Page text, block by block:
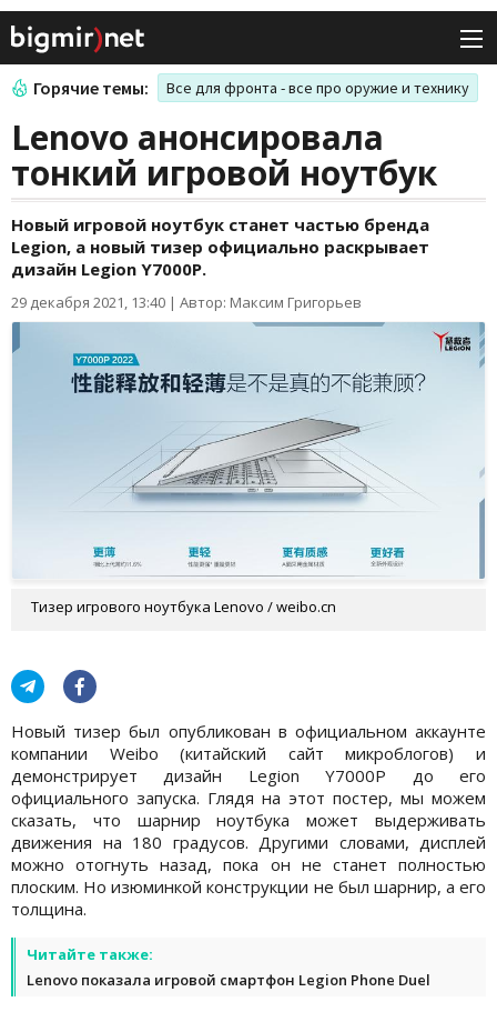
Горячие темы: Все для фронта - все про оружие и технику
Lenovo анонсировала
тонкий игровой ноутбук
Новый игровой ноутбук станет частью бренда
Legion, а новый тизер официально раскрывает
дизайн Legion Y7000P.
29 декабря 2021, 13:40 | Автор: Максим Григорьев
Тизер игрового ноутбука Lenovo / weibo.cn
Новый тизер был опубликован в официальном аккаунте
компании Weibo (китайский сайт микроблогов) и
демонстрирует дизайн Legion Y7000P до его
официального запуска. Глядя на этот постер, мы можем
сказать, что шарнир ноутбука может выдерживать
движения на 180 градусов. Другими словами, дисплей
можно отогнуть назад, пока он не станет полностью
плоским. Но изюминкой конструкции не был шарнир, а его
толщина.
Читайте также:
Lenovo показала игровой смартфон Legion Phone Duel